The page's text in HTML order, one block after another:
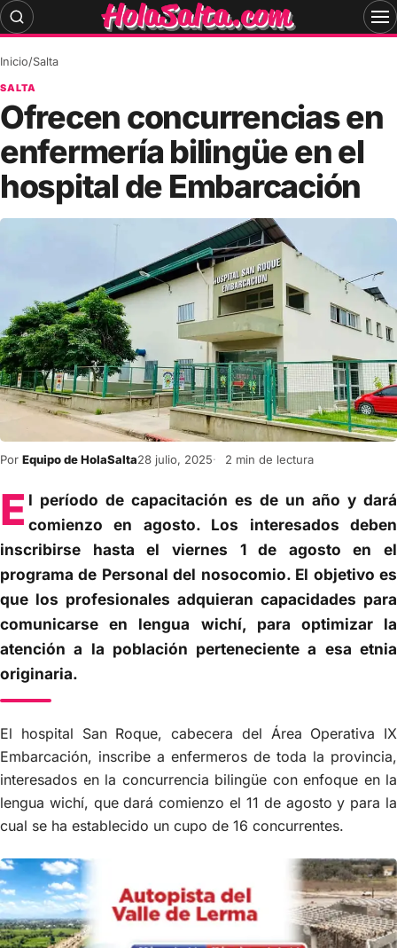
Skip
to
Inicio/Salta
SALTA
Ofrecen concurrencias en
enfermería bilingüe en el
hospital de Embarcación
Por Equipo de HolaSalta28 julio, 2025 2 min de lectura
E l período de capacitación es de un año y dará
comienzo en agosto. Los interesados deben
inscribirse hasta el viernes 1 de agosto en el
programa de Personal del nosocomio. El objetivo es
que los profesionales adquieran capacidades para
comunicarse en lengua wichí, para optimizar la
atención a la población perteneciente a esa etnia
originaria.
El hospital San Roque, cabecera del Área Operativa IX
Embarcación, inscribe a enfermeros de toda la provincia,
interesados en la concurrencia bilingüe con enfoque en la
lengua wichí, que dará comienzo el 11 de agosto y para la
cual se ha establecido un cupo de 16 concurrentes.